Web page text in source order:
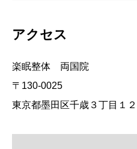
アクセス
楽眠整体 両国院
〒130-0025
東京都墨田区千歳３丁目１